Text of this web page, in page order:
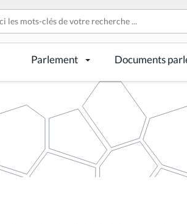
Parlement Documents